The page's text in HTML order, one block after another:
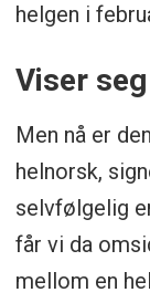
helgen i
Viser
Men nå er
helnorsk,
selvfølgelig
får vi da
mellom en